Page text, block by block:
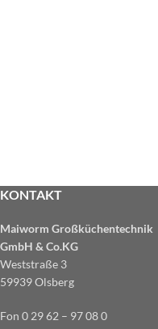
KONTAKT
Maiworm Großküchentechnik
GmbH & Co.KG
Weststraße 3
59939 Olsberg
Fon 0 29 62 – 97 08 0